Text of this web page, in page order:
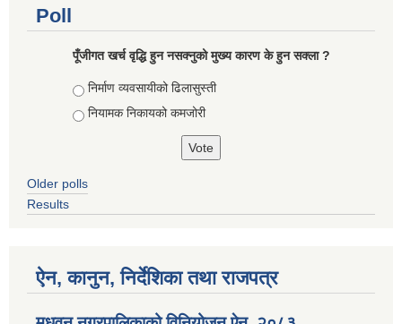
Poll
पूँजीगत खर्च वृद्धि हुन नसक्नुको मुख्य कारण के हुन सक्ला ?
Choices
निर्माण व्यवसायीको ढिलासुस्ती
नियामक निकायको कमजोरी
Older polls
Results
ऐन, कानुन, निर्देशिका तथा राजपत्र